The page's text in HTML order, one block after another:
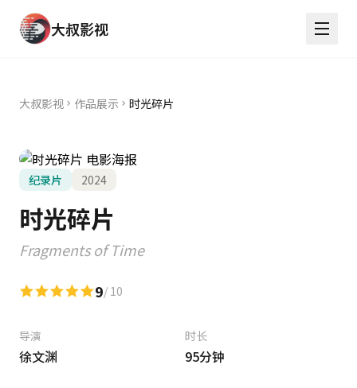
大叔影视
大叔影视 作品展示 时光碎片
纪录片 2024
时光碎片
Fragments of Time
9/ 10
导演
徐文渊
时长
95分钟